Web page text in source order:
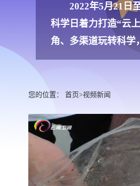
2022年5月21日
科学日着力打造“云
角、多渠道玩转科学
您的位置： 首页>视频新闻